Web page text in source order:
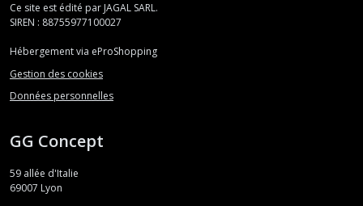
Ce site est édité par JAGAL SARL.
SIREN : 88755977100027
Hébergement via eProShopping
Gestion des cookies
Données personnelles
GG Concept
59 allée d'Italie
69007 Lyon